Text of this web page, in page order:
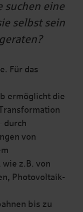
suchen eine
selbst sein
Für das
ermöglicht die
durch
von
z.B. von
Photovoltaik-
bis zu